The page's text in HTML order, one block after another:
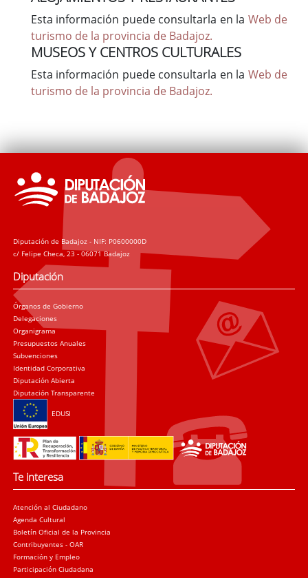
Esta información puede consultarla en la Web de
turismo de la provincia de Badajoz.
MUSEOS Y CENTROS CULTURALES
Esta información puede consultarla en la Web de
turismo de la provincia de Badajoz.
Diputación de Badajoz - NIF: P0600000D
c/ Felipe Checa, 23 - 06071 Badajoz
Diputación
Órganos de Gobierno
Delegaciones
Organigrama
Presupuestos Anuales
Subvenciones
Identidad Corporativa
Diputación Abierta
Diputación Transparente
EDUSI
Te interesa
Atención al Ciudadano
Agenda Cultural
Boletín Oficial de la Provincia
Contribuyentes - OAR
Formación y Empleo
Participación Ciudadana